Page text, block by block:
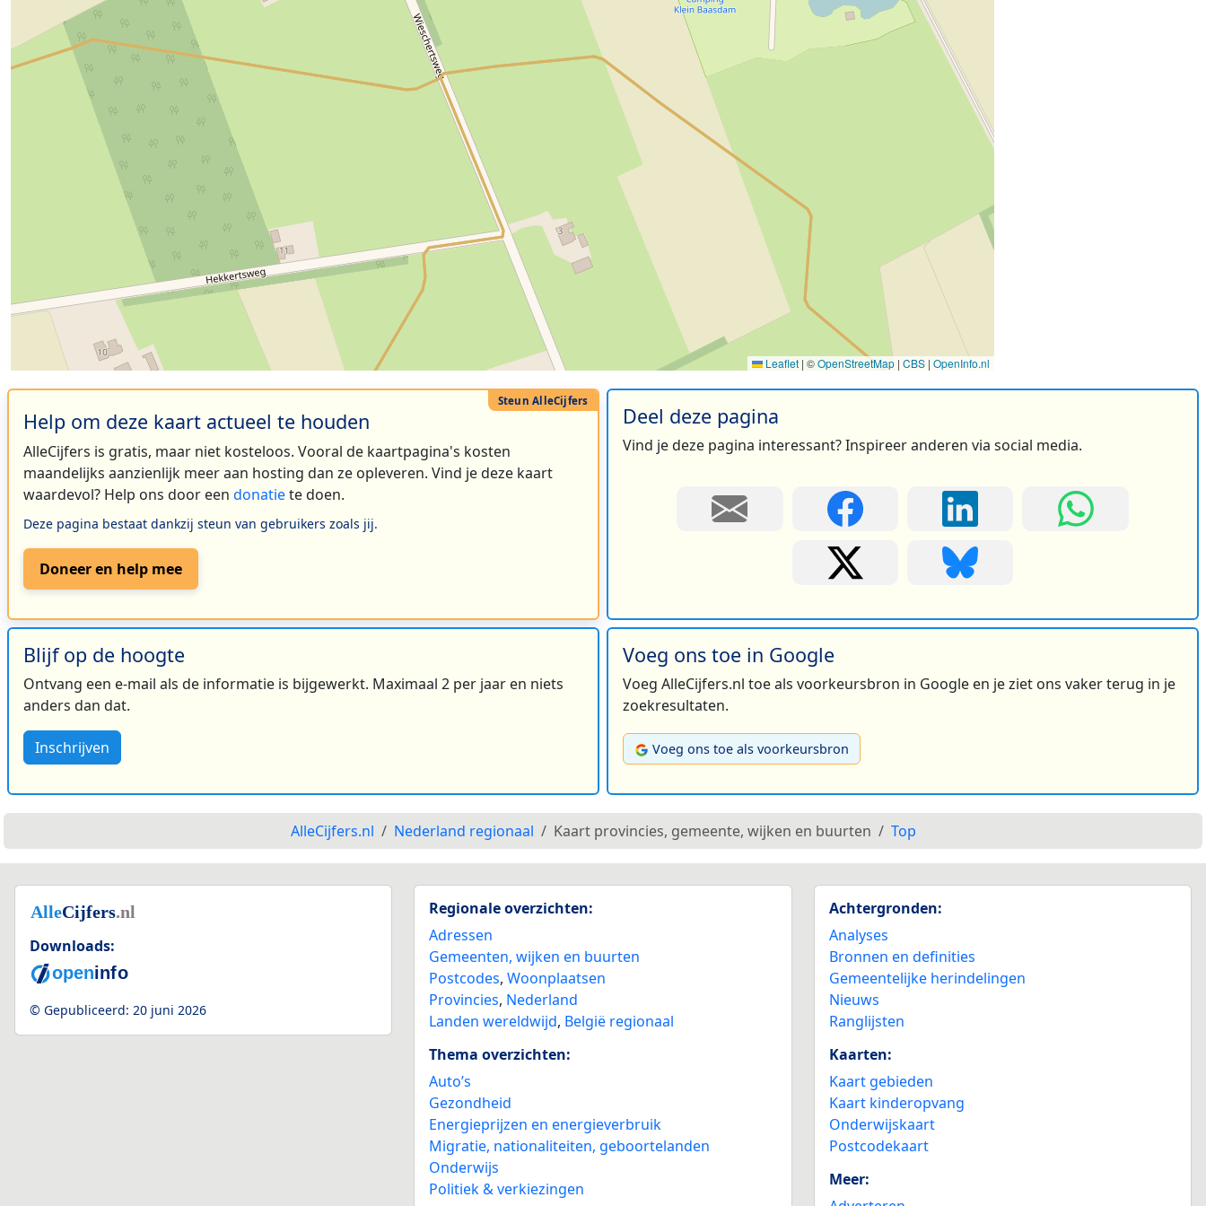
Leaflet | ©OpenStreetMap | CBS | OpenInfo.nl
Help om deze kaart actueel te houden
AlleCijfers is gratis, maar niet kosteloos. Vooral de kaartpagina's kosten
maandelijks aanzienlijk meer aan hosting dan ze opleveren. Vind je deze kaart
waardevol? Help ons door een donatiete doen.
Deze pagina bestaat dankzij steun van gebruikers zoals jij.
Doneer en help mee
Deel deze pagina
Vind je deze pagina interessant? Inspireer anderen via social media.
Blijf op de hoogte
Ontvang een e-mail als de informatie is bijgewerkt. Maximaal 2 per jaar en niets
anders dan dat.
Inschrijven
Voeg ons toe in Google
Voeg AlleCijfers.nl toe als voorkeursbron in Google en je ziet ons vaker terug in je
zoekresultaten.
Voeg ons toe als voorkeursbron
AlleCijfers.nl Nederland regionaal Kaart provincies, gemeente, wijken en buurten Top
Downloads:
© Gepubliceerd: 20 juni 2026
Regionale overzichten:
Adressen
Gemeenten, wijken en buurten
Postcodes,Woonplaatsen
Provincies, Nederland
Landen wereldwijd, België regionaal
Thema overzichten:
Auto’s
Gezondheid
Energieprijzen en energieverbruik
Migratie, nationaliteiten, geboortelanden
Onderwijs
Politiek & verkiezingen
Achtergronden:
Analyses
Bronnen en definities
Gemeentelijke herindelingen
Nieuws
Ranglijsten
Kaarten:
Kaart gebieden
Kaart kinderopvang
Onderwijskaart
Postcodekaart
Meer: